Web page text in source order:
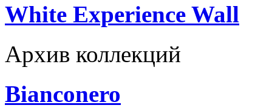
White Experience Wall
Архив коллекций
Bianconero